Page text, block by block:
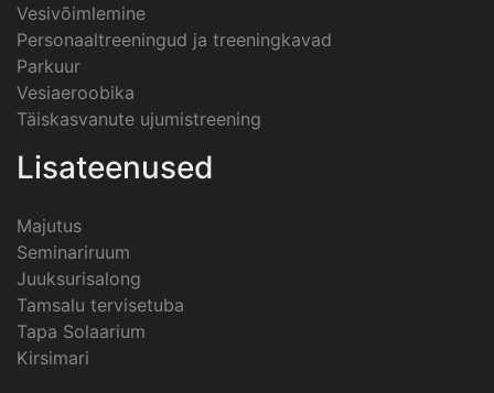
Vesivõimlemine
Personaaltreeningud ja treeningkavad
Parkuur
Vesiaeroobika
Täiskasvanute ujumistreening
Lisateenused
Majutus
Seminariruum
Juuksurisalong
Tamsalu tervisetuba
Tapa Solaarium
Kirsimari